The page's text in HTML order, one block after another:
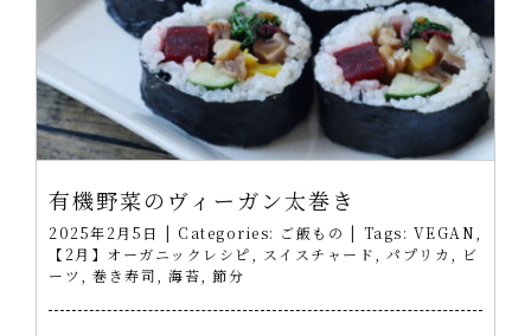
有機野菜のヴィーガン太巻き
2025年2月5日 | Categories: ご飯もの | Tags: VEGAN
【2月】オーガニックレシピ
スイスチャード パプリカ
ビ
ーツ
巻き寿司 海苔 節分